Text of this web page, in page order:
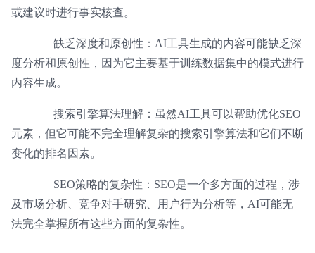
或建议时进行事实核查。
缺乏深度和原创性：AI工具生成的内容可能缺乏深
度分析和原创性，因为它主要基于训练数据集中的模式进行
内容生成。
搜索引擎算法理解：虽然AI工具可以帮助优化SEO
元素，但它可能不完全理解复杂的搜索引擎算法和它们不断
变化的排名因素。
SEO策略的复杂性：SEO是一个多方面的过程，涉
及市场分析、竞争对手研究、用户行为分析等，AI可能无
法完全掌握所有这些方面的复杂性。